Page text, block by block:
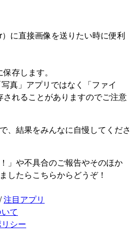
に直接画像を送りたい時に便利
存します。
真」アプリではなく「ファイ
されることがありますのでご注意
、結果をみんなに自慢してくださ
」や不具合のご報告やそのほか
したらこちらからどうぞ！
/注目アプリ
て
シー